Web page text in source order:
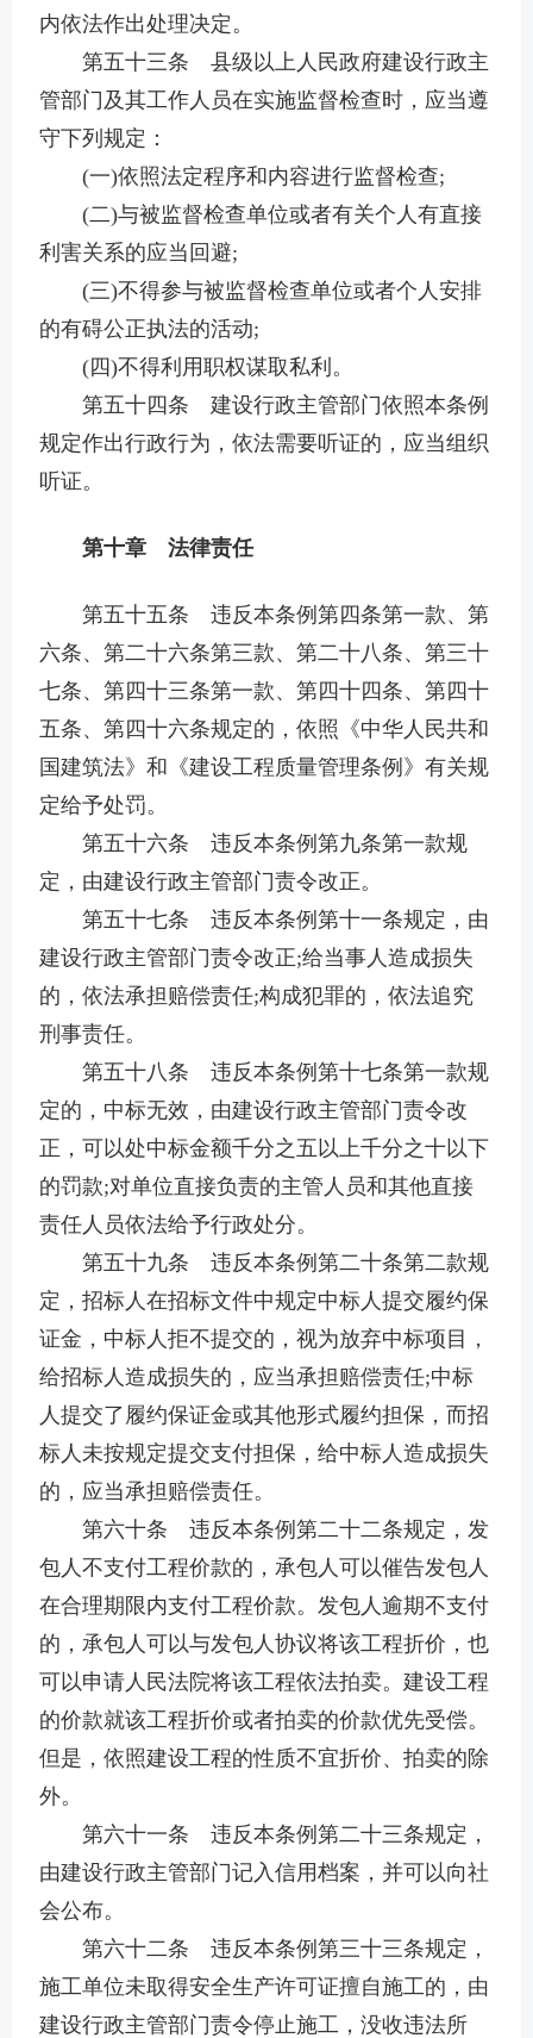
内依法作出处理决定。
第五十三条 县级以上人民政府建设行政主
管部门及其工作人员在实施监督检查时，应当遵
守下列规定：
(一)依照法定程序和内容进行监督检查;
(二)与被监督检查单位或者有关个人有直接
利害关系的应当回避;
(三)不得参与被监督检查单位或者个人安排
的有碍公正执法的活动;
(四)不得利用职权谋取私利。
第五十四条 建设行政主管部门依照本条例
规定作出行政行为，依法需要听证的，应当组织
听证。
第十章 法律责任
第五十五条 违反本条例第四条第一款、第
六条、第二十六条第三款、第二十八条、第三十
七条、第四十三条第一款、第四十四条、第四十
五条、第四十六条规定的，依照《中华人民共和
国建筑法》和《建设工程质量管理条例》有关规
定给予处罚。
第五十六条 违反本条例第九条第一款规
定，由建设行政主管部门责令改正。
第五十七条 违反本条例第十一条规定，由
建设行政主管部门责令改正;给当事人造成损失
的，依法承担赔偿责任;构成犯罪的，依法追究
刑事责任。
第五十八条 违反本条例第十七条第一款规
定的，中标无效，由建设行政主管部门责令改
正，可以处中标金额千分之五以上千分之十以下
的罚款;对单位直接负责的主管人员和其他直接
责任人员依法给予行政处分。
第五十九条 违反本条例第二十条第二款规
定，招标人在招标文件中规定中标人提交履约保
证金，中标人拒不提交的，视为放弃中标项目，
给招标人造成损失的，应当承担赔偿责任;中标
人提交了履约保证金或其他形式履约担保，而招
标人未按规定提交支付担保，给中标人造成损失
的，应当承担赔偿责任。
第六十条 违反本条例第二十二条规定，发
包人不支付工程价款的，承包人可以催告发包人
在合理期限内支付工程价款。发包人逾期不支付
的，承包人可以与发包人协议将该工程折价，也
可以申请人民法院将该工程依法拍卖。建设工程
的价款就该工程折价或者拍卖的价款优先受偿。
但是，依照建设工程的性质不宜折价、拍卖的除
外。
第六十一条 违反本条例第二十三条规定，
由建设行政主管部门记入信用档案，并可以向社
会公布。
第六十二条 违反本条例第三十三条规定，
施工单位未取得安全生产许可证擅自施工的，由
建设行政主管部门责令停止施工，没收违法所